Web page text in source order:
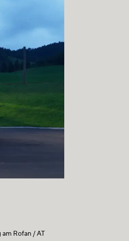
am Rofan / AT